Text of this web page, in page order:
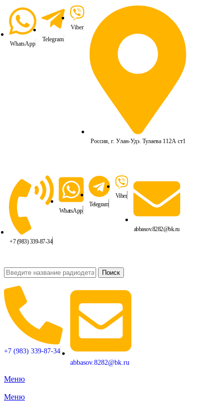
WhatsApp
Telegram
Viber
Россия, г. Улан-Удэ. Тулаева 112А ст1
+7 (983) 339-87-34
WhatsApp
Telegram
Viber
abbasov.8282@bk.ru
Поиск
+7 (983) 339-87-34
abbasov.8282@bk.ru
Меню
Меню